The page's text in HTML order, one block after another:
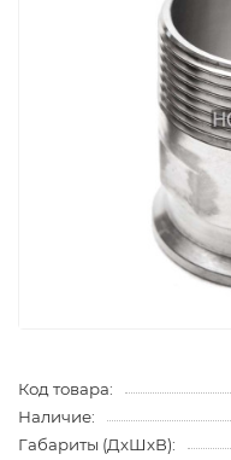
Код товара:
Наличие:
Габариты (ДхШхВ):